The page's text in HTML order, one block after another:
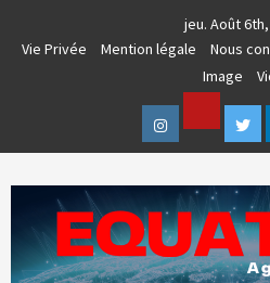
jeu. Août
Vie Privée
Mention légale Nous
Image
Instagram
Facebook